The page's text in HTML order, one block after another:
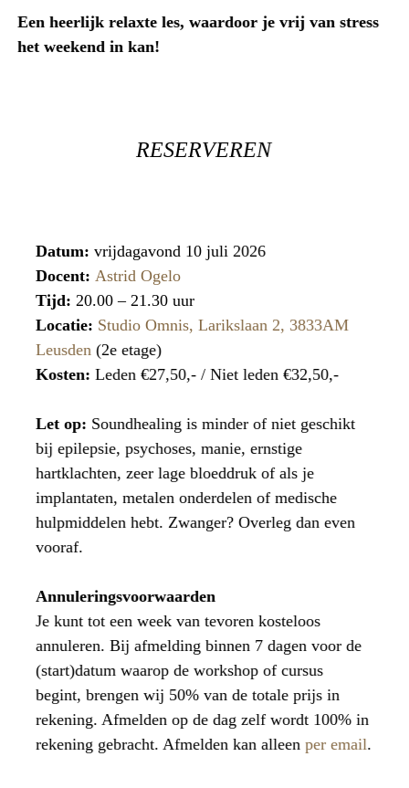
Een heerlijk relaxte les, waardoor je vrij van stress
het weekend in kan!
RESERVEREN
Datum: vrijdagavond 10 juli 2026
Docent:Astrid Ogelo
Tijd: 20.00 – 21.30 uur
Locatie: Studio Omnis, Larikslaan 2, 3833AM
Leusden (2e etage)
Kosten:Leden €27,50,- / Niet leden €32,50,-
Let op: Soundhealing is minder of niet geschikt
bij epilepsie, psychoses, manie, ernstige
hartklachten, zeer lage bloeddruk of als je
implantaten, metalen onderdelen of medische
hulpmiddelen hebt. Zwanger? Overleg dan even
vooraf.
Annuleringsvoorwaarden
Je kunt tot een week van tevoren kosteloos
annuleren. Bij afmelding binnen 7 dagen voor de
(start)datum waarop de workshop of cursus
begint, brengen wij 50% van de totale prijs in
rekening. Afmelden op de dag zelf wordt 100% in
rekening gebracht. Afmelden kan alleenper email.